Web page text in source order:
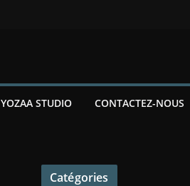
YOZAA STUDIO CONTACTEZ-NOUS
Catégories